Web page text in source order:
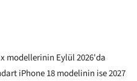
modellerinin Eylül 2026'da
iPhone 18 modelinin ise 2027